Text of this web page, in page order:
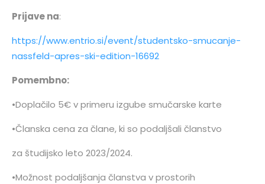
Prijave na:
https://www.entrio.si/event/studentsko-smucanje-
nassfeld-apres-ski-edition-16692
Pomembno:
•Doplačilo 5€ v primeru izgube smučarske karte
•Članska cena za člane, ki so podaljšali članstvo
za študijsko leto 2023/2024.
•Možnost podaljšanja članstva v prostorih